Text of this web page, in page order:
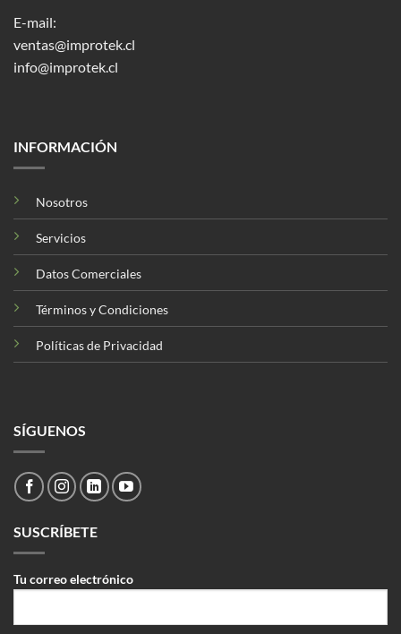
E-mail:
ventas@improtek.cl
info@improtek.cl
INFORMACIÓN
Nosotros
Servicios
Datos Comerciales
Términos y Condiciones
Políticas de Privacidad
SÍGUENOS
SUSCRÍBETE
Tu correo electrónico